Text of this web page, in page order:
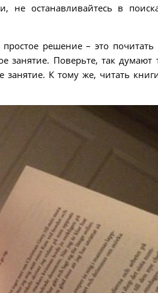
не останавливайтесь в
решение – это почитать
занятие. Поверьте, так думают
занятие. К тому же, читать